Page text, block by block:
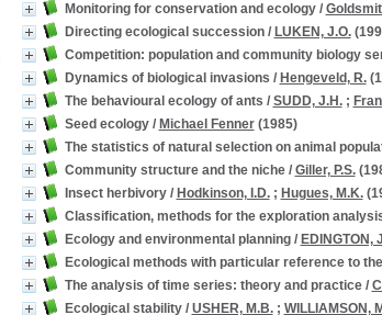
Monitoring for conservation and ecology/
Directing ecological succession/ LUKEN, J.O.
Competition: population and community biology
Dynamics of biological invasions / Hengeveld, R.
The behavioural ecology of ants / SUDD, J.H.;
Seed ecology/ Michael Fenner(1985)
The statistics of natural selection on animal
Community structure and the niche/ Giller, P.S.
Insect herbivory/ Hodkinson, I.D.; Hugues, M.K.
Classification, methods for the exploration
Ecology and environmental planning/ EDINGTON,
Ecological methods with particular reference to
The analysis of time series: theory and practice/
Ecological stability/ USHER, M.B.; WILLIAMSON,